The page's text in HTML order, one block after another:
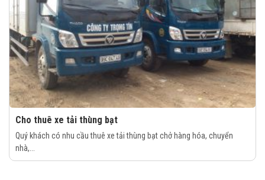
Cho thuê xe tải thùng bạt
Quý khách có nhu cầu thuê xe tải thùng bạt chở hàng hóa, chuyển
nhà,...